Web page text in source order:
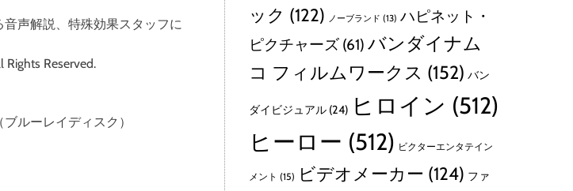
声解説、特殊効果スタッフに
Reserved.
ルーレイディスク）
ック (122) ノーブランド (13) ハピネット・
ピクチャーズ (61) バンダイナム
コ フィルムワークス (152) バン
ダイビジュアル (24) ヒロイン (512)
ヒーロー (512) ビクターエンタテイン
メント (15) ビデオメーカー (124) ファ